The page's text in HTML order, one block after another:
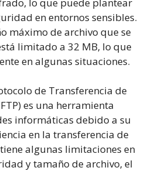
en entornos sensibles.
máximo de archivo que se
limitado a 32 MB, lo que
en algunas situaciones.
de Transferencia de
es una herramienta
informáticas debido a su
en la transferencia de
algunas limitaciones en
y tamaño de archivo, el